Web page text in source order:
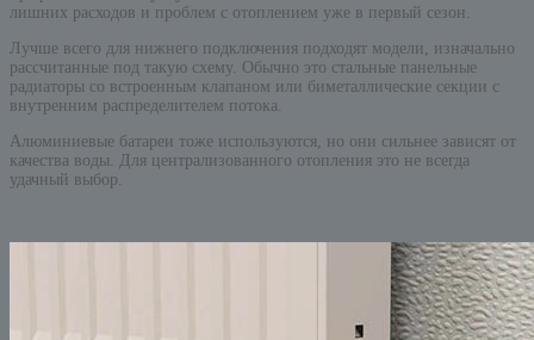
лишних расходов и проблем с отоплением уже в первый сезон.
Лучше всего для нижнего подключения подходят модели, изначально
рассчитанные под такую схему. Обычно это стальные панельные
радиаторы со встроенным клапаном или биметаллические секции с
внутренним распределителем потока.
Алюминиевые батареи тоже используются, но они сильнее зависят от
качества воды. Для централизованного отопления это не всегда
удачный выбор.